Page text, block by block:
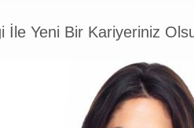
İle Yeni Bir Kariyeriniz